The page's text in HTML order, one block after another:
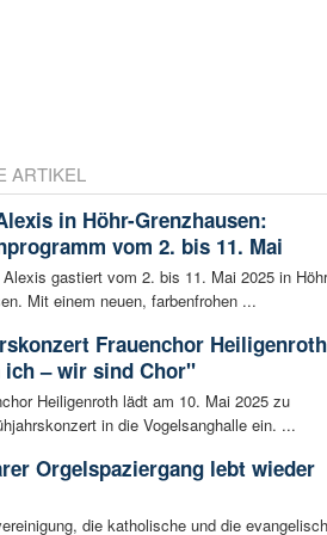
ARTIKEL
in Höhr-Grenzhausen:
vom 2. bis 11. Mai
gastiert vom 2. bis 11. Mai 2025 in
Mit einem neuen, farbenfrohen ...
Frauenchor
– wir sind Chor"
Heiligenroth lädt am 10. Mai 2025 zu
in die Vogelsanghalle ein. ...
Orgelspaziergang lebt wieder
die katholische und die